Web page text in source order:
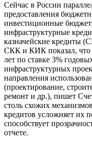
Сейчас в России
предоставления
инвестиционные
инфраструктурные
казначейские кредиты
СКК и КИК показал, что
лет по ставке 3%
инфраструктурных
направления
(проектирование,
ремонт и др.), пишет
столь схожих
кредитов усложняет их
способствует
отчете.